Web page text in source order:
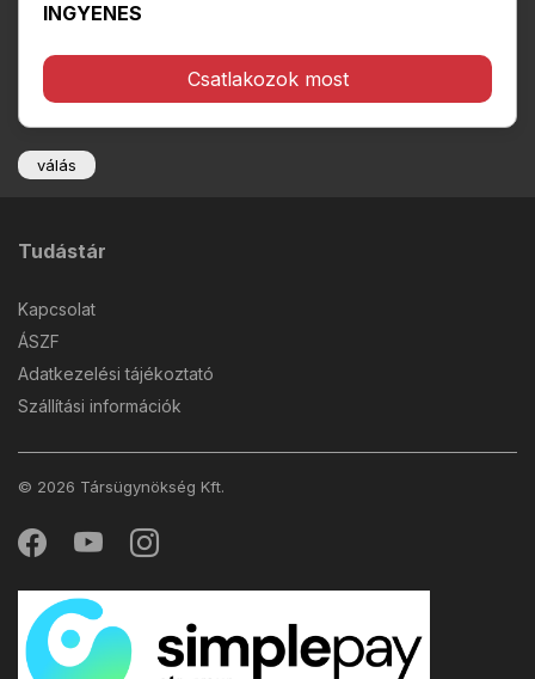
INGYENES
Csatlakozok most
válás
Tudástár
Kapcsolat
ÁSZF
Adatkezelési tájékoztató
Szállítási információk
© 2026 Társügynökség Kft.